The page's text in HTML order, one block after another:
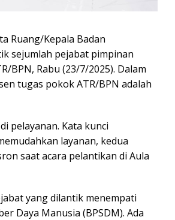
Ruang/Kepala Badan
sejumlah pejabat pimpinan
BPN, Rabu (23/7/2025). Dalam
tugas pokok ATR/BPN adalah
pelayanan. Kata kunci
layanan, kedua
saat acara pelantikan di Aula
yang dilantik menempati
Daya Manusia (BPSDM). Ada